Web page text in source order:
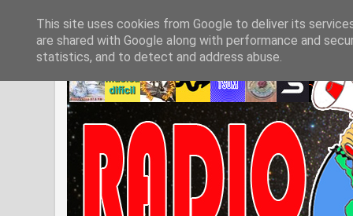
This site uses cookies from Google to deliver its
are shared with Google along with performance and
statistics, and to detect and address abuse.